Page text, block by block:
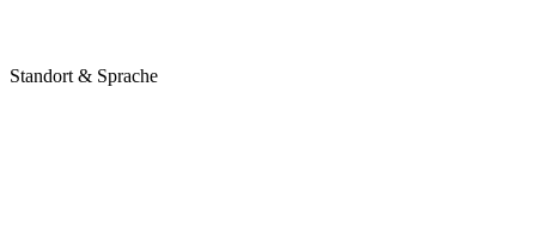
Standort & Sprache